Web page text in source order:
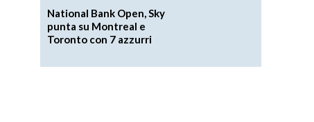
National Bank Open, Sky
punta su Montreal e
Toronto con 7 azzurri